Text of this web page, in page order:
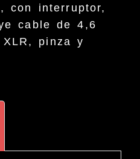
con interruptor,
cable de 4,6
pinza y